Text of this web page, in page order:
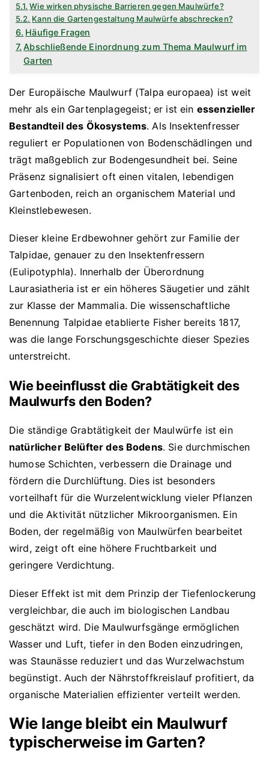
Wie wirken physische Barrieren gegen Maulwürfe?
Kann die Gartengestaltung Maulwürfe abschrecken?
Häufige Fragen
Abschließende Einordnung zum Thema Maulwurf im
Garten
Der Europäische Maulwurf (Talpa europaea) ist weit
mehr als ein Gartenplagegeist; er ist ein essenzieller
Bestandteil des Ökosystems. Als Insektenfresser
reguliert er Populationen von Bodenschädlingen und
trägt maßgeblich zur Bodengesundheit bei. Seine
Präsenz signalisiert oft einen vitalen, lebendigen
Gartenboden, reich an organischem Material und
Kleinstlebewesen.
Dieser kleine Erdbewohner gehört zur Familie der
Talpidae, genauer zu den Insektenfressern
(Eulipotyphla). Innerhalb der Überordnung
Laurasiatheria ist er ein höheres Säugetier und zählt
zur Klasse der Mammalia. Die wissenschaftliche
Benennung Talpidae etablierte Fisher bereits 1817,
was die lange Forschungsgeschichte dieser Spezies
unterstreicht.
Wie beeinflusst die Grabtätigkeit des
Maulwurfs den Boden?
Die ständige Grabtätigkeit der Maulwürfe ist ein
natürlicher Belüfter des Bodens. Sie durchmischen
humose Schichten, verbessern die Drainage und
fördern die Durchlüftung. Dies ist besonders
vorteilhaft für die Wurzelentwicklung vieler Pflanzen
und die Aktivität nützlicher Mikroorganismen. Ein
Boden, der regelmäßig von Maulwürfen bearbeitet
wird, zeigt oft eine höhere Fruchtbarkeit und
geringere Verdichtung.
Dieser Effekt ist mit dem Prinzip der Tiefenlockerung
vergleichbar, die auch im biologischen Landbau
geschätzt wird. Die Maulwurfsgänge ermöglichen
Wasser und Luft, tiefer in den Boden einzudringen,
was Staunässe reduziert und das Wurzelwachstum
begünstigt. Auch der Nährstoffkreislauf profitiert, da
organische Materialien effizienter verteilt werden.
Wie lange bleibt ein Maulwurf
typischerweise im Garten?